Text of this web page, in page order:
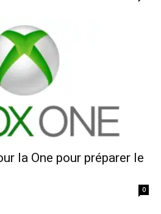
la One pour préparer le
0